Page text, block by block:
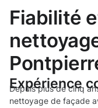
Fiabilité
Expérience
Depuis plus de cinq
nettoyage de façade